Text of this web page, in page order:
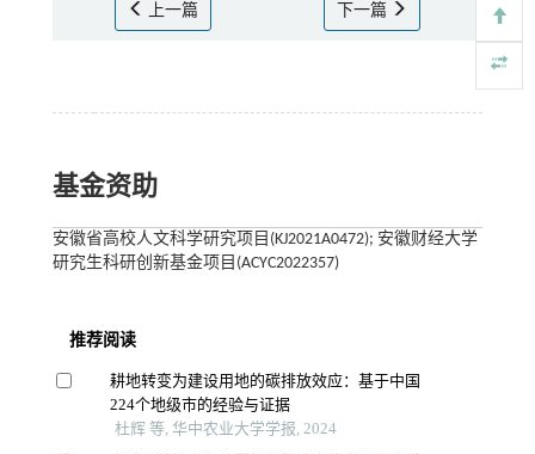
上一篇 下一篇
基金资助
安徽省高校人文科学研究项目(KJ2021A0472); 安徽财经大学
研究生科研创新基金项目(ACYC2022357)